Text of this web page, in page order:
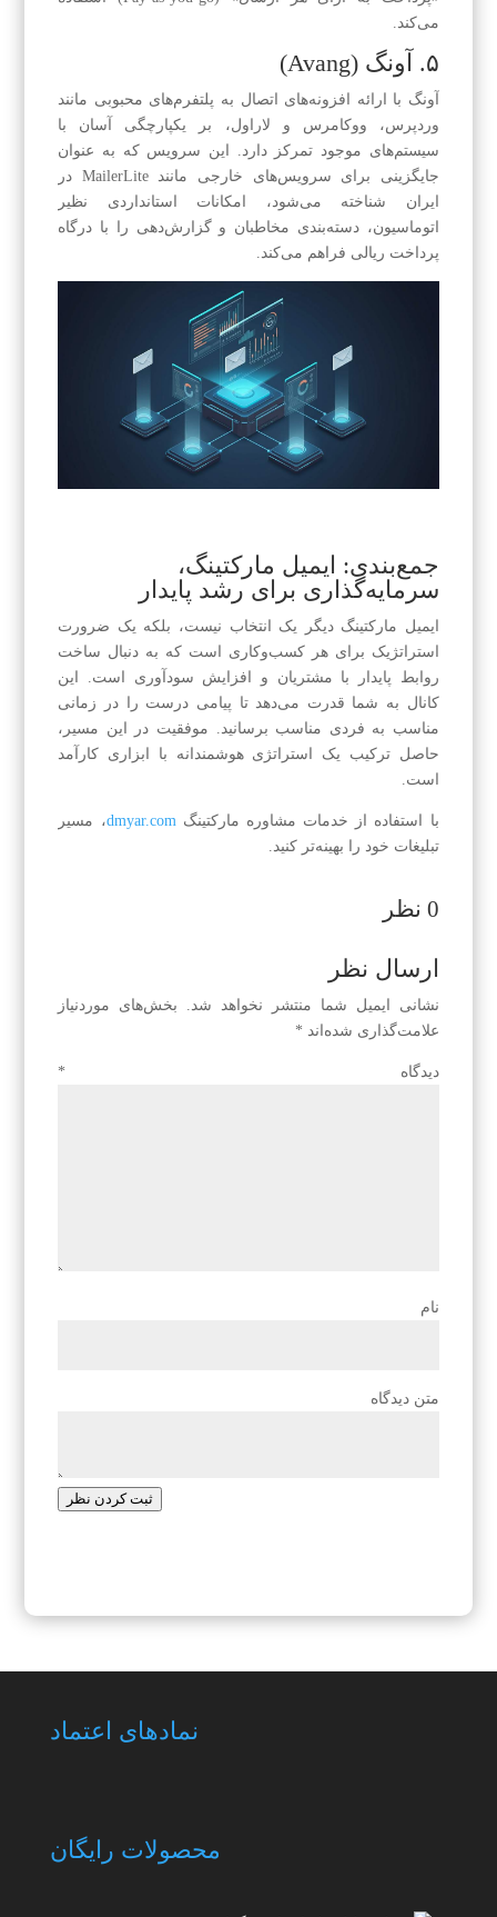
می‌کند.
۵. آونگ (Avang)
آونگ با ارائه افزونه‌های اتصال به پلتفرم‌های محبوبی مانند
وردپرس، ووکامرس و لاراول، بر یکپارچگی آسان با
سیستم‌های موجود تمرکز دارد. این سرویس که به عنوان
جایگزینی برای سرویس‌های خارجی مانند MailerLite در
ایران شناخته می‌شود، امکانات استانداردی نظیر
اتوماسیون، دسته‌بندی مخاطبان و گزارش‌دهی را با درگاه
پرداخت ریالی فراهم می‌کند.
جمع‌بندی: ایمیل مارکتینگ،
سرمایه‌گذاری برای رشد پایدار
ایمیل مارکتینگ دیگر یک انتخاب نیست، بلکه یک ضرورت
استراتژیک برای هر کسب‌وکاری است که به دنبال ساخت
روابط پایدار با مشتریان و افزایش سودآوری است. این
کانال به شما قدرت می‌دهد تا پیامی درست را در زمانی
مناسب به فردی مناسب برسانید. موفقیت در این مسیر،
حاصل ترکیب یک استراتژی هوشمندانه با ابزاری کارآمد
است.
با استفاده از خدمات مشاوره مارکتینگdmyar.com، مسیر
تبلیغات خود را بهینه‌تر کنید.
0 نظر
ارسال نظر
نشانی ایمیل شما منتشر نخواهد شد.
بخش‌های موردنیاز
علامت‌گذاری شده‌اند *
دیدگاه *
نام
متن دیدگاه
ثبت کردن نظر
نمادهای اعتماد
محصولات رایگان